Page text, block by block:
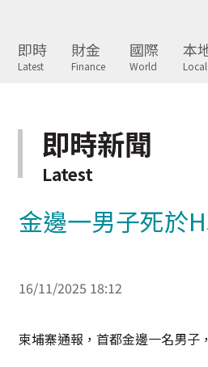
即時
Latest
財金
Finance
國際
World
本
Local
即時新聞
Latest
金邊一男子死於
16/11/2025 18:12
柬埔寨通報，首都金邊一名男子